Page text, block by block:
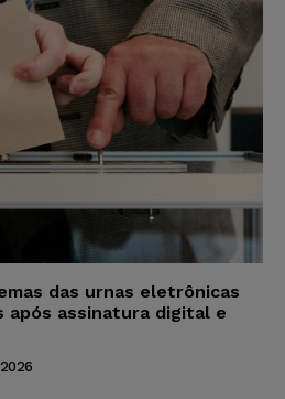
das urnas eletrônicas
após assinatura digital e